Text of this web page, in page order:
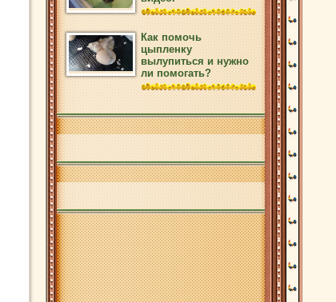
Как помочь
цыпленку
вылупиться и нужно
ли помогать?